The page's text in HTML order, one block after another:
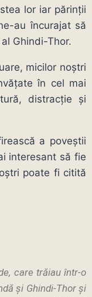
lor iar părinții
au încurajat să
Ghindi-Thor.
micilor noștri
în cel mai
distracție și
a poveștii
interesant să fie
poate fi citită
care trăiau într-o
şi Ghindi-Thor şi